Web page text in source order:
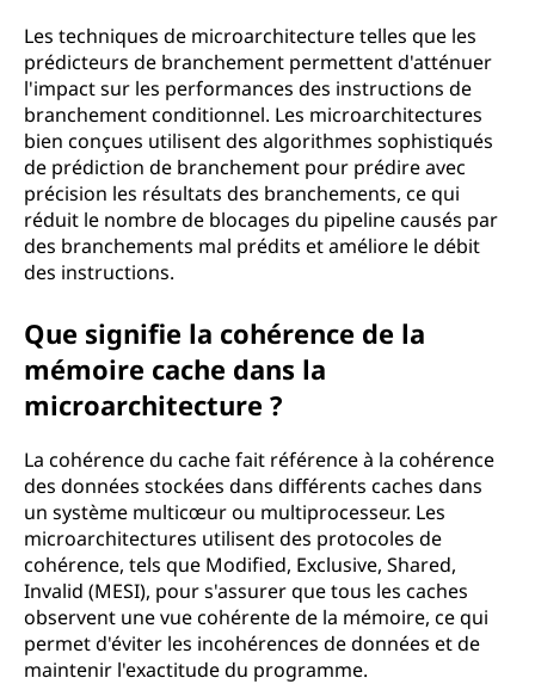
Les techniques de microarchitecture telles que les
prédicteurs de branchement permettent d'atténuer
l'impact sur les performances des instructions de
branchement conditionnel. Les microarchitectures
bien conçues utilisent des algorithmes sophistiqués
de prédiction de branchement pour prédire avec
précision les résultats des branchements, ce qui
réduit le nombre de blocages du pipeline causés par
des branchements mal prédits et améliore le débit
des instructions.
Que signifie la cohérence de la
mémoire cache dans la
microarchitecture ?
La cohérence du cache fait référence à la cohérence
des données stockées dans différents caches dans
un système multicœur ou multiprocesseur. Les
microarchitectures utilisent des protocoles de
cohérence, tels que Modified, Exclusive, Shared,
Invalid (MESI), pour s'assurer que tous les caches
observent une vue cohérente de la mémoire, ce qui
permet d'éviter les incohérences de données et de
maintenir l'exactitude du programme.